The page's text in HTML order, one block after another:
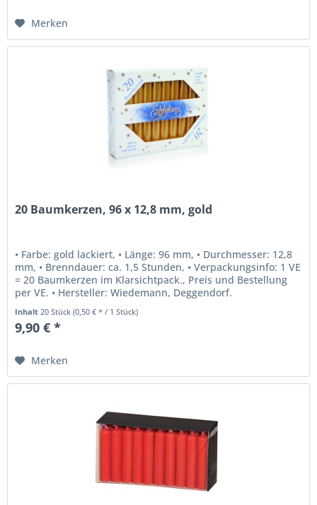
Merken
20 Baumkerzen, 96 x 12,8 mm, gold
• Farbe: gold lackiert, • Länge: 96 mm, • Durchmesser: 12,8
mm, • Brenndauer: ca. 1,5 Stunden, • Verpackungsinfo: 1 VE
= 20 Baumkerzen im Klarsichtpack., Preis und Bestellung
per VE. • Hersteller: Wiedemann, Deggendorf.
Inhalt20 Stück(0,50 € * / 1 Stück)
9,90 € *
Merken